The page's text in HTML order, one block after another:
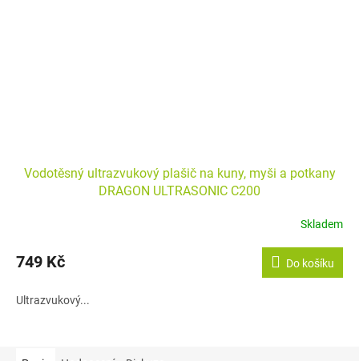
Vodotěsný ultrazvukový plašič na kuny, myši a potkany
DRAGON ULTRASONIC C200
Skladem
749 Kč Do košíku
Ultrazvukový...